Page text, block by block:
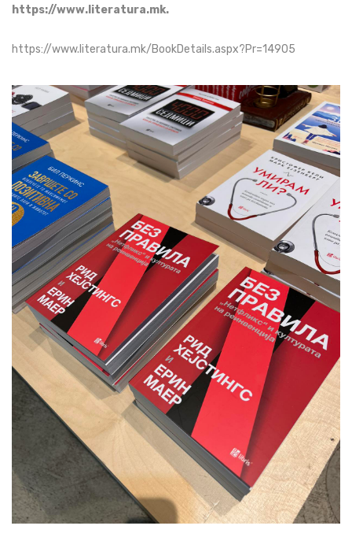
https://www.literatura.mk.
https://www.literatura.mk/BookDetails.aspx?Pr=14905